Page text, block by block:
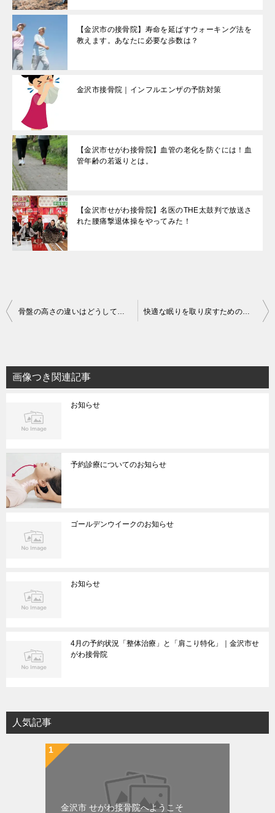
【金沢市の接骨院】寿命を延ばすウォーキング法を
教えます。あなたに必要な歩数は？
金沢市接骨院｜インフルエンザの予防対策
【金沢市せがわ接骨院】血管の老化を防ぐには！血
管年齢の若返りとは。
【金沢市せがわ接骨院】名医のTHE太鼓判で放送さ
れた腰痛撃退体操をやってみた！
投
ビ
ゲ
ン
骨盤の高さの違いはどうして起こるの？ 快適な眠りを取り戻すためのお手伝い
画像つき関連記事
お知らせ
予約診療についてのお知らせ
ゴールデンウイークのお知らせ
お知らせ
4月の予約状況「整体治療」と「肩こり特化」｜金沢市せ
がわ接骨院
人気記事
金沢市 せがわ接骨院へようこそ